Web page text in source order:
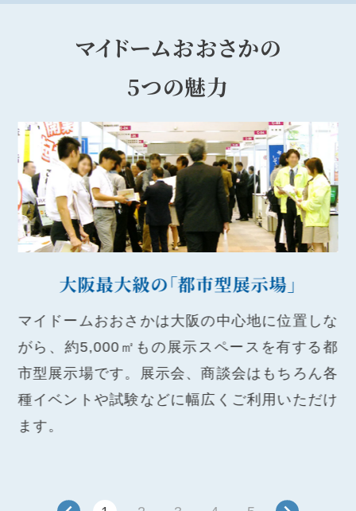
マイドームおおさかの
5つの魅力
大阪最大級の「都市型展示場」
マイドームおおさかは大阪の中心地に位置しな
がら、約5,000㎡もの展示スペースを有する都
市型展示場です。展示会、商談会はもちろん各
種イベントや試験などに幅広くご利用いただけ
ます。